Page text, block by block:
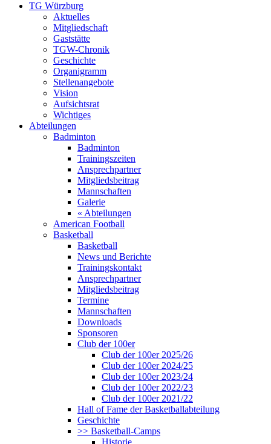
TG Würzburg
Aktuelles
Mitgliedschaft
Gaststätte
TGW-Chronik
Geschichte
Organigramm
Stellenangebote
Vision
Aufsichtsrat
Wichtiges
Abteilungen
Badminton
Badminton
Trainingszeiten
Ansprechpartner
Mitgliedsbeitrag
Mannschaften
Galerie
« Abteilungen
American Football
Basketball
Basketball
News und Berichte
Trainingskontakt
Ansprechpartner
Mitgliedsbeitrag
Termine
Mannschaften
Downloads
Sponsoren
Club der 100er
Club der 100er 2025/26
Club der 100er 2024/25
Club der 100er 2023/24
Club der 100er 2022/23
Club der 100er 2021/22
Hall of Fame der Basketballabteilung
Geschichte
>> Basketball-Camps
Historie